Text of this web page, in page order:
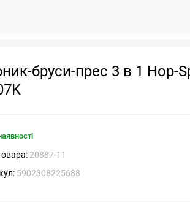
бруси-прес 3 в 1 Hop-
20887-11
5902308225688